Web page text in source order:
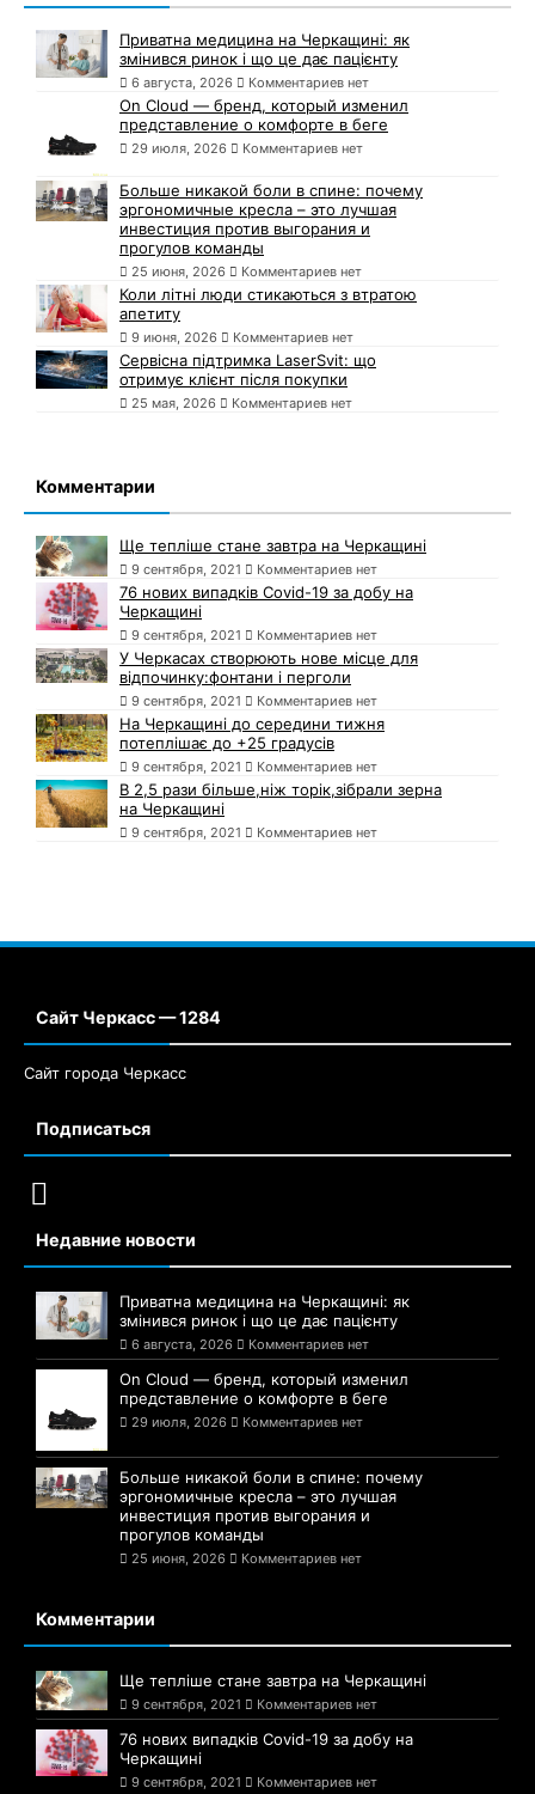
Приватна медицина на Черкащині: як
змінився ринок і що це дає пацієнту
6 августа, 2026 Комментариев нет
On Cloud — бренд, который изменил
представление о комфорте в беге
29 июля, 2026 Комментариев нет
Больше никакой боли в спине: почему
эргономичные кресла – это лучшая
инвестиция против выгорания и
прогулов команды
25 июня, 2026 Комментариев нет
Коли літні люди стикаються з втратою
апетиту
9 июня, 2026 Комментариев нет
Сервісна підтримка LaserSvit: що
отримує клієнт після покупки
25 мая, 2026 Комментариев нет
Комментарии
Ще тепліше стане завтра на Черкащині
9 сентября, 2021 Комментариев нет
76 нових випадків Covid-19 за добу на
Черкащині
9 сентября, 2021 Комментариев нет
У Черкасах створюють нове місце для
відпочинку:фонтани і перголи
9 сентября, 2021 Комментариев нет
На Черкащині до середини тижня
потеплішає до +25 градусів
9 сентября, 2021 Комментариев нет
В 2,5 рази більше,ніж торік,зібрали зерна
на Черкащині
9 сентября, 2021 Комментариев нет
Сайт Черкасс — 1284
Сайт города Черкасс
Подписаться
Недавние новости
Приватна медицина на Черкащині: як
змінився ринок і що це дає пацієнту
6 августа, 2026 Комментариев нет
On Cloud — бренд, который изменил
представление о комфорте в беге
29 июля, 2026 Комментариев нет
Больше никакой боли в спине: почему
эргономичные кресла – это лучшая
инвестиция против выгорания и
прогулов команды
25 июня, 2026 Комментариев нет
Комментарии
Ще тепліше стане завтра на Черкащині
9 сентября, 2021 Комментариев нет
76 нових випадків Covid-19 за добу на
Черкащині
9 сентября, 2021 Комментариев нет